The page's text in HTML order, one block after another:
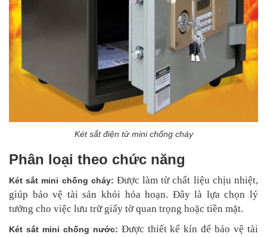
Két sắt điện tử mini chống cháy
Phân loại theo chức năng
Két sắt mini chống cháy: Được làm từ chất liệu chịu nhiệt,
giúp bảo vệ tài sản khỏi hỏa hoạn. Đây là lựa chọn lý
tưởng cho việc lưu trữ giấy tờ quan trọng hoặc tiền mặt.
Két sắt mini chống nước: Được thiết kế kín để bảo vệ tài